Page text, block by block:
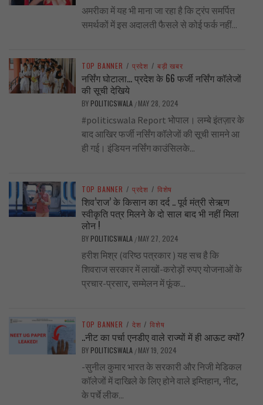
अमरीका में यह भी माना जा रहा है कि ट्रंप समर्पित
समर्थकों में इस अदालती फैसले से कोई फर्क नहीं...
TOP BANNER / प्रदेश / बड़ी खबर
नर्सिंग घोटाला… प्रदेश के 66 फर्जी नर्सिंग कॉलेजों
की सूची देखिये
BY POLITICSWALA / MAY 28, 2024
#politicswala Report भोपाल। लम्बे इंतज़ार के
बाद आखिर फर्जी नर्सिंग कॉलेजों की सूची सामने आ
ही गई। इंडियन नर्सिंग काउंसिलके...
TOP BANNER / प्रदेश / विशेष
शिव’राज’ के किसान का दर्द .. पूर्व मंत्री सेऋण
स्वीकृति पत्र मिलने के दो साल बाद भी नहीं मिला
लोन !
BY POLITICSWALA / MAY 27, 2024
हरीश मिश्र (वरिष्ठ पत्रकार ) यह सच है कि
शिवराज सरकार में लाखों-करोड़ों रुपए योजनाओं के
प्रचार-प्रसार, सम्मेलन में फूंक...
TOP BANNER / देश / विशेष
..नीट का पर्चा एनडीए वाले राज्यों में ही आऊट क्यों?
BY POLITICSWALA / MAY 19, 2024
-सुनील कुमार भारत के सरकारी और निजी मेडिकल
कॉलेजों में दाखिले के लिए होने वाले इम्तिहान, नीट,
के पर्चे लीक...